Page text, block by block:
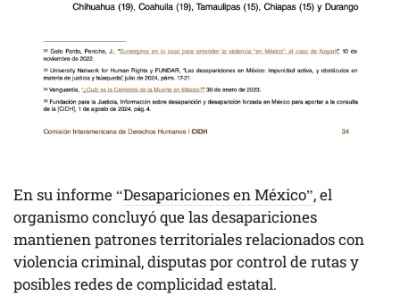
En su informe “Desapariciones en México”, el
organismo concluyó que las desapariciones
mantienen patrones territoriales relacionados con
violencia criminal, disputas por control de rutas y
posibles redes de complicidad estatal.